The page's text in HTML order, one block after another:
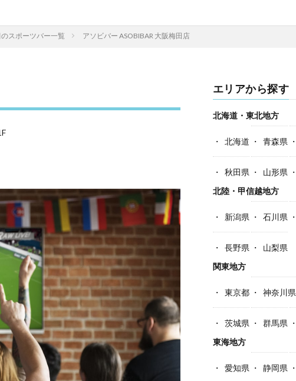
スポーツバー一覧 アソビバー ASOBIBAR 大阪梅田店
エリアから探す
北海道・東北地方
北海道 青森県
秋田県 山形県
北陸・甲信越地方
新潟県 石川県
長野県
山梨県
関東地方
東京都 神奈川県
茨城県 群馬県
東海地方
愛知県 静岡県